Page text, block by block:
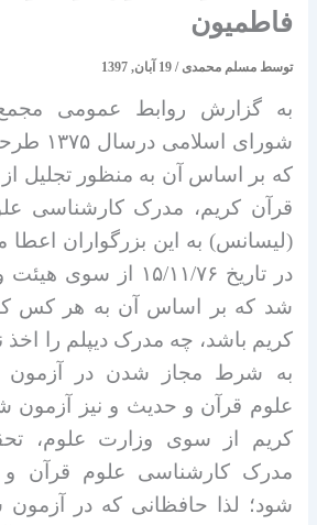
فاطمیون
توسط مسلم محمدی/19 آبان, 1397
به گزارش روابط عمومی
شورای
که بر اساس آن به منظور تجلیل
قرآن کریم، مدرک کارشناسی
(لیسانس) به این بزرگواران
در تاریخ ۱۵/۱۱/۷۶ از
شد که بر اساس آن به هر کس
کریم باشد، چه مدرک دیپلم را اخذ
به شرط مجاز شدن در آزمون
علوم قرآن و حدیث و نیز
کریم از سوی وزارت علوم،
مدرک کارشناسی علوم قرآن
شود؛ لذا حافظانی که در